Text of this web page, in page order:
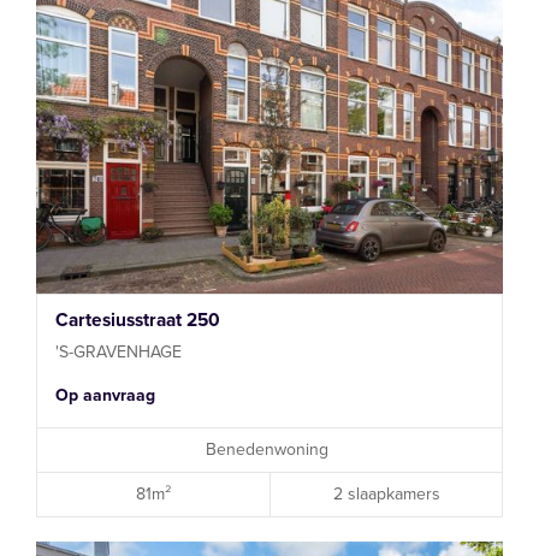
Cartesiusstraat 250
'S-GRAVENHAGE
Op aanvraag
Benedenwoning
81m² 2 slaapkamers